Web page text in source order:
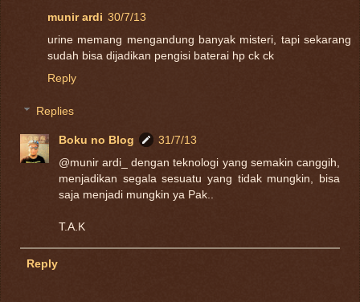
munir ardi 30/7/13
urine memang mengandung banyak misteri, tapi sekarang
sudah bisa dijadikan pengisi baterai hp ck ck
Reply
Replies
Boku no Blog
31/7/13
@munir ardi_ dengan teknologi yang semakin canggih,
menjadikan segala sesuatu yang tidak mungkin, bisa
saja menjadi mungkin ya Pak..
T.A.K
Reply